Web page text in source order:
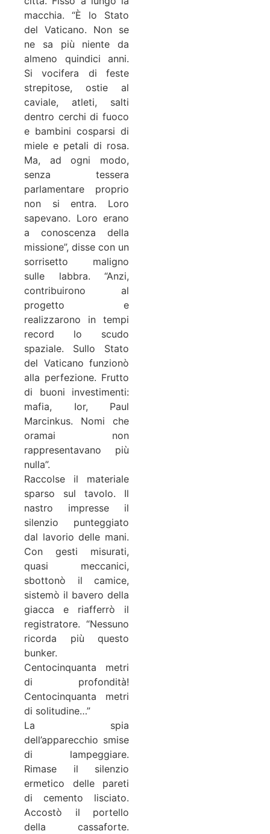
macchia. “È lo Stato
del Vaticano. Non se
ne sa più niente da
almeno quindici anni.
Si vocifera di feste
strepitose, ostie al
caviale, atleti, salti
dentro cerchi di fuoco
e bambini cosparsi di
miele e petali di rosa.
Ma, ad ogni modo,
senza tessera
parlamentare proprio
non si entra. Loro
sapevano. Loro erano
a conoscenza della
missione”, disse con un
sorrisetto maligno
sulle labbra. “Anzi,
contribuirono al
progetto e
realizzarono in tempi
record lo scudo
spaziale. Sullo Stato
del Vaticano funzionò
alla perfezione. Frutto
di buoni investimenti:
mafia, Ior, Paul
Marcinkus. Nomi che
oramai non
rappresentavano più
nulla”.
Raccolse il materiale
sparso sul tavolo. Il
nastro impresse il
silenzio punteggiato
dal lavorio delle mani.
Con gesti misurati,
quasi meccanici,
sbottonò il camice,
sistemò il bavero della
giacca e riafferrò il
registratore. “Nessuno
ricorda più questo
bunker.
Centocinquanta metri
di profondità!
Centocinquanta metri
di solitudine…”
La spia
dell’apparecchio smise
di lampeggiare.
Rimase il silenzio
ermetico delle pareti
di cemento lisciato.
Accostò il portello
della cassaforte.